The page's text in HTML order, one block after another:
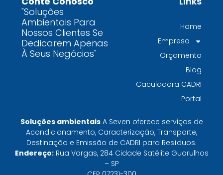
contaminados protege o meio ambiente e
garante conformidade legal no Brasil
Por que contratar uma empresa de gestão de
resíduos classe I é fundamental para sua
indústria
gerenciamento de resíduos especializada é
TODAS AS
POSTAGENS
Soluções ambientaisA Seven oferece serviços de
Acondicionamento, Caracterização, Transporte,
Destinação e Emissão de CADRI para Resíduos.
Endereço:Rua Vargas, 284 Cidade Satélite Guarulhos
– SP
"Soluções
Ambientais Para
Nossos Clientes Se
Dedicarem Apenas
À Seus Negócios"
Home
Empresa
Orçamento
Blog
Caculadora CADRI
Portal